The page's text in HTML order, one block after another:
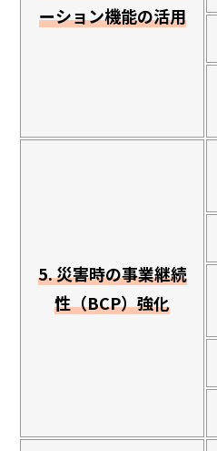
ーション機能の活用
5. 災害時の事業継続
性（BCP）強化